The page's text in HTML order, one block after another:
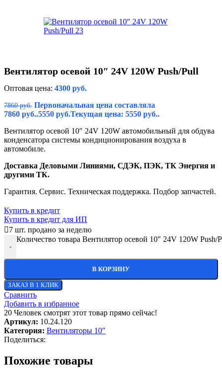
Вентилятор осевой 10″ 24V 120W Push/Pull
Оптовая цена: 4300 руб.
7860руб. Первоначальная цена составляла
7860 руб..5550 руб.Текущая цена: 5550 руб..
Вентилятор осевой 10″ 24V 120W автомобильный для обдува
конденсатора системы кондиционирования воздуха в
автомобиле.
Доставка Деловыми Линиями, СДЭК, ПЭК, ТК Энергия и
другими ТК.
Гарантия. Сервис. Техническая поддержка. Подбор запчастей.
Купить в кредит
Купить в кредит для ИП
7 шт. продано за неделю
-
Количество товара Вентилятор осевой 10″ 24V 120W Push/
В КОРЗИНУ
ЗАКАЗ В 1 КЛИК
Сравнить
Добавить в избранное
20 Человек смотрят этот товар прямо сейчас!
Артикул: 10.24.120
Категория: Вентиляторы 10"
Поделиться:
Похожие товары